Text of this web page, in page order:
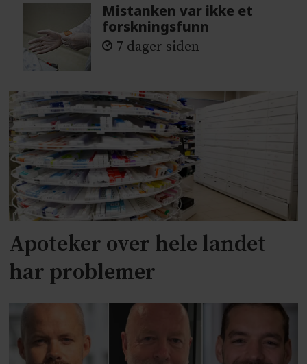
Mistanken var ikke et
forskningsfunn
7 dager siden
Apoteker over hele landet
har problemer